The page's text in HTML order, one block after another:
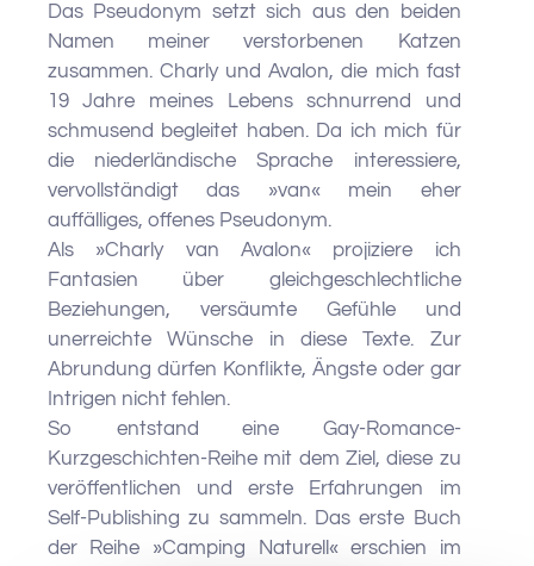
Das Pseudonym setzt sich aus den beiden
Namen meiner verstorbenen Katzen
zusammen. Charly und Avalon, die mich fast
19 Jahre meines Lebens schnurrend und
schmusend begleitet haben. Da ich mich für
die niederländische Sprache interessiere,
vervollständigt das »van« mein eher
auffälliges, offenes Pseudonym.
Als »Charly van Avalon« projiziere ich
Fantasien über gleichgeschlechtliche
Beziehungen, versäumte Gefühle und
unerreichte Wünsche in diese Texte. Zur
Abrundung dürfen Konflikte, Ängste oder gar
Intrigen nicht fehlen.
So entstand eine Gay-Romance-
Kurzgeschichten-Reihe mit dem Ziel, diese zu
veröffentlichen und erste Erfahrungen im
Self-Publishing zu sammeln. Das erste Buch
der Reihe »Camping Naturell« erschien im